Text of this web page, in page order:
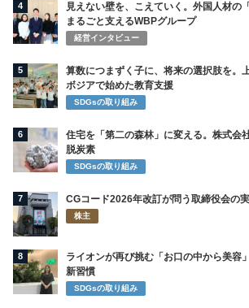
4
見えない壁を、こえていく。外国人材の
まるごと支えるWBPグループ
経営インタビュー
5
算数につまずく子に、将来の選択肢を。
ボジアで始めた教育支援
SDGsの取り組み
6
住宅を「第二の森林」に変える。株式会
脱炭素
SDGsの取り組み
7 CGコード2026年改訂が問う取締役会の
株主
8
ライオンが再び挑む「お口の中から美容
新習慣
SDGsの取り組み